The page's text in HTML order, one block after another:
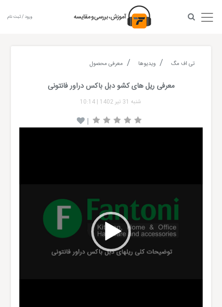
ورود / ثبت نام
تی اف مگ ویدیوها معرفی محصول
معرفی ریل های کشو دبل باکس دراور فانتونی
شنبه 31 تیر 1402 |
10:14
|
Video